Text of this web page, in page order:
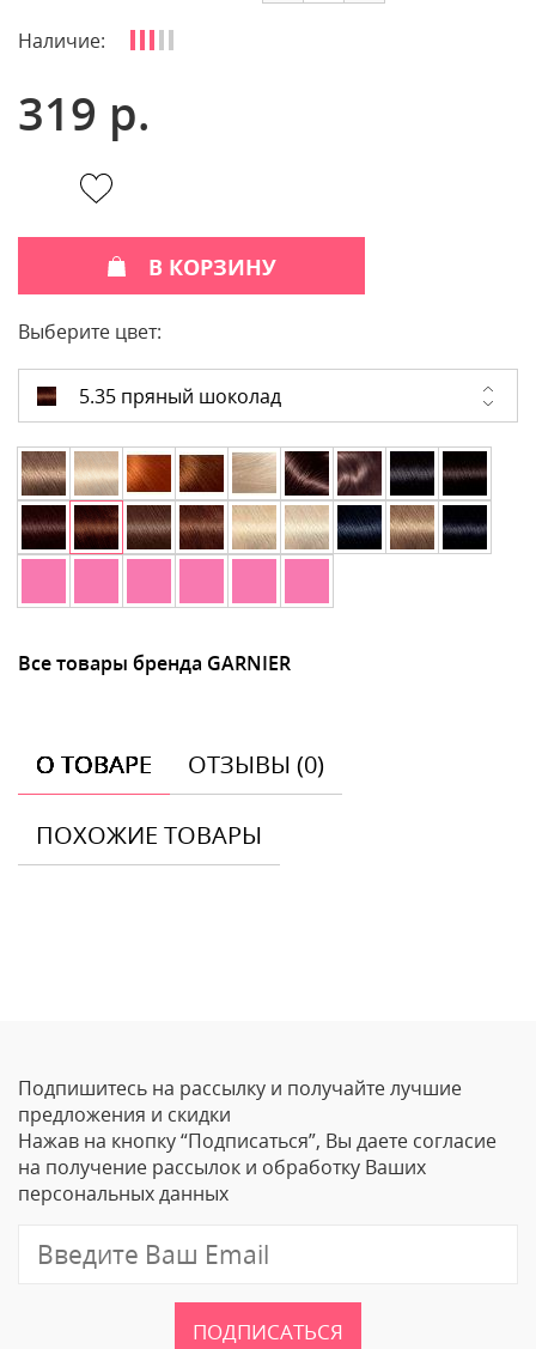
Наличие:
319 р.
В КОРЗИНУ
Выберите цвет:
5.35 пряный шоколад
Все товары бренда GARNIER
О ТОВАРЕ ОТЗЫВЫ (0)
ПОХОЖИЕ ТОВАРЫ
Ваше Имя
Email
Подпишитесь на рассылку и получайте лучшие
предложения и скидки
Нажав на кнопку “Подписаться”, Вы даете согласие
на получение рассылок и обработку Ваших
персональных данных
ПОДПИСАТЬСЯ